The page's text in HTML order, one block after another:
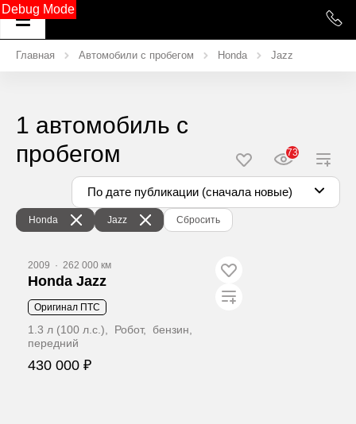
Debug Mode
Главная Автомобили с пробегом Honda Jazz
1 автомобиль с
пробегом
73
Honda Jazz Сбросить
По дате публикации (сначала новые)
2009 · 262 000 км
Honda Jazz
Оригинал ПТС
1.3 л (100 л.с.), Робот, бензин,
передний
430 000 ₽